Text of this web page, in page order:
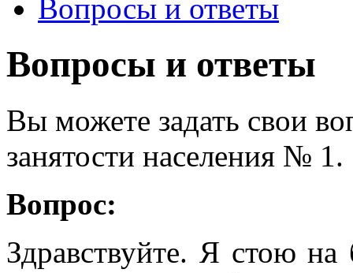
Вопросы и ответы
Вопросы и ответы
Вы можете задать свои
занятости населения № 1.
Вопрос:
Здравствуйте. Я стою